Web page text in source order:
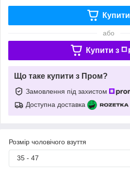
Купити
або
Купити з
Що таке купити з Пром?
Замовлення під захистом
Доступна доставка
Розмір чоловічого взуття
35 - 47